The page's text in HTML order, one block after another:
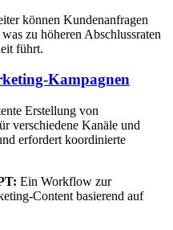
können Kundenanfragen
zu höheren Abschlussraten
führt.
Kampagnen
Erstellung von
verschiedene Kanäle und
erfordert koordinierte
Ein Workflow zur
Content basierend auf